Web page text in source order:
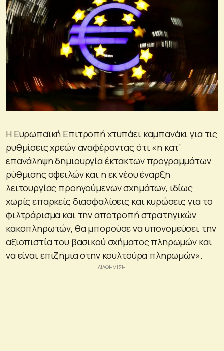
Η Ευρωπαϊκή Επιτροπή χτυπάει καμπανάκι για τις
ρυθμίσεις χρεών αναφέροντας ότι «η κατ’
επανάληψη δημιουργία έκτακτων προγραμμάτων
ρύθμισης οφειλών και η εκ νέου έναρξη
λειτουργίας προηγούμενων σχημάτων, ιδίως
χωρίς επαρκείς διασφαλίσεις και κυρώσεις για το
φιλτράρισμα και την αποτροπή στρατηγικών
κακοπληρωτών, θα μπορούσε να υπονομεύσει την
αξιοπιστία του βασικού σχήματος πληρωμών και
να είναι επιζήμια στην κουλτούρα πληρωμών».